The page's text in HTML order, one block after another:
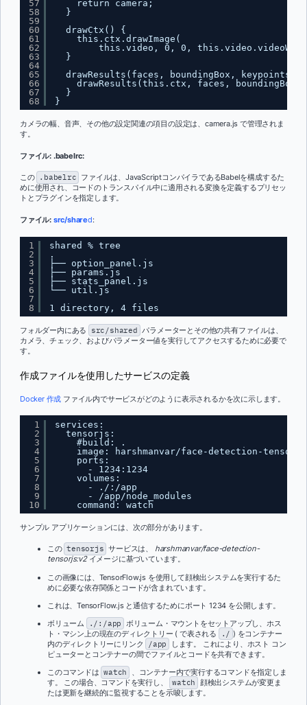
57
58
59
60
61
62
63
64
65
66
67
68
return camera;
}
drawCtx() {
this.ctx.drawImage(
this.video, 0, 0,
}
drawResults(faces, boundingBox, keypoints) {
drawResults(this.ctx, faces,
}
}
カメラの幅、音声、その他の設定関連の項目の設定は、camera.js で管理されま
す。
ファイル: .babelrc:
この .babelrc ファイルは、JavaScriptコンパイラであるBabelを構成するた
めに使用され、コードのトランスパイル中に適用される変換を定義するプリセッ
トとプラグインを指定します。
ファイル: src/shared:
1
2
3
4
5
6
7
8
shared % tree
.
├── option_panel.js
├── params.js
├── stats_panel.js
└── util.js
1 directory, 4 files
フォルダー内にある src/shared パラメーターとその他の共有ファイルは、
カメラ、チェック、およびパラメーター値を実行してアクセスするために必要で
す。
作成ファイルを使用したサービスの定義
Docker 作成 ファイル内でサービスがどのように表示されるかを次に示します。
1
2
3
4
5
6
7
8
9
10
services:
tensorjs:
#build: .
image: harshmanvar/face-detection-
ports:
- 1234:1234
volumes:
- ./:/app
- /app/node_modules
command: watch
サンプル アプリケーションには、次の部分があります。
この tensorjs サービスは、 harshmanvar/face-detection-
tensorjs:v2イメージに基づいています。
この画像には、TensorFlow.js を使用して顔検出システムを実行するた
めに必要な依存関係とコードが含まれています。
これは、TensorFlow.js と通信するためにポート 1234 を公開します。
ボリューム
./:/app ボリューム・マウントをセットアップし、ホス
ト・マシン上の現在のディレクトリー ( で表される
./ ) をコンテナー
内のディレクトリーにリンク
/app
します。 これにより、ホスト コン
ピューターとコンテナーの間でファイルとコードを共有できます。
このコマンドは watch
、コンテナー内で実行するコマンドを指定しま
す。 この場合、コマンドを実行し、
watch 顔検出システムが変更ま
たは更新を継続的に監視することを示唆します。